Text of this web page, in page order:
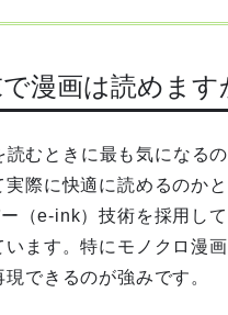
漫画は読めま
むときに最も気になる
実際に快適に読めるの
（e‑ink）技術を採用し
ます。特にモノクロ漫
できるのが強みです。